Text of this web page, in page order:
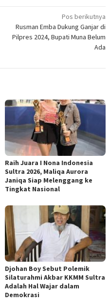
Pos berikutnya
Rusman Emba Dukung Ganjar di
Pilpres 2024, Bupati Muna Belum
Ada
Raih Juara I Nona Indonesia
Sultra 2026, Maliqa Aurora
Janiqa Siap Melenggang ke
Tingkat Nasional
Djohan Boy Sebut Polemik
Silaturahmi Akbar KKMM Sultra
Adalah Hal Wajar dalam
Demokrasi